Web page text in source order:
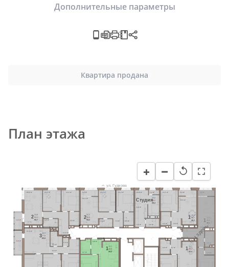
Дополнительные параметры
Квартира продана
План этажа
+ − ↺
4,7 м²
4,9 м²
1
13,1
40,8
44,2
6,0 м²
21,0 м²
5,1 м²
9,0 м²
1,6 м²
3
40,9
77,6
83,6
4,3 м²
12,2 м²
12,4 м²
20,2 м²
11,0 м²
4,0 м² 4,6 м²
2
24,6
64,4
68,7
3,2 м² 12,4 м²
11,8 м²
4,3 м²
16,1 м²
3,5 м² 7,9 м²
2
24,2
56,0
59,2
1,4 м²
5,6 м²
3,8 м²
15,6 м²
3,0 м²
Cтудия
15,6
28,0
29,4
3,4 м²
12,1 м²
4,4 м² 4,6 м²
15,6 м²
1
12,1
36,7
40,1
3,2 м²
4,6 м²
16,8 м²
1 46,0
49,2
4,8 м² 4,7 м² 1
12,7
39,2
42,4
Вы здесь
ул. Гудкова